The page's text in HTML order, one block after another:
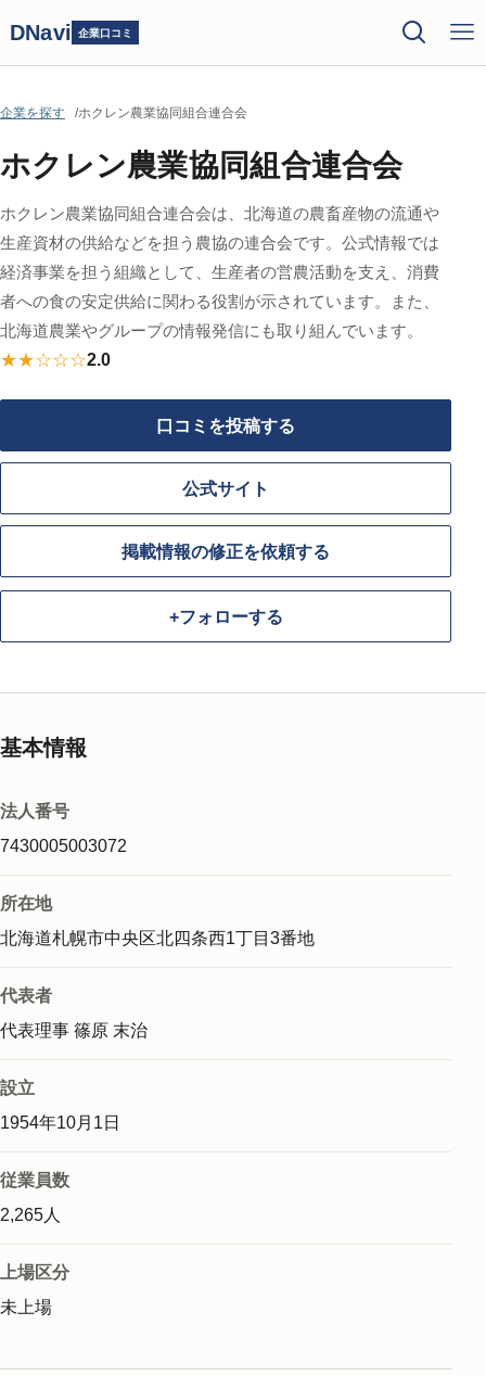
DNavi 企業口コミ
企業を探す ホクレン農業協同組合連合会
ホクレン農業協同組合連合会
ホクレン農業協同組合連合会は、北海道の農畜産物の流通や
生産資材の供給などを担う農協の連合会です。公式情報では
経済事業を担う組織として、生産者の営農活動を支え、消費
者への食の安定供給に関わる役割が示されています。また、
北海道農業やグループの情報発信にも取り組んでいます。
★★☆☆☆2.0
口コミを投稿する
公式サイト
掲載情報の修正を依頼する
+フォローする
基本情報
法人番号
7430005003072
所在地
北海道札幌市中央区北四条西1丁目3番地
代表者
代表理事 篠原 末治
設立
1954年10月1日
従業員数
2,265人
上場区分
未上場